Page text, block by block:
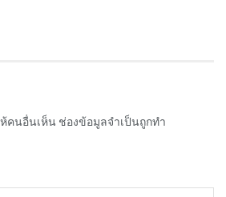
คนอื่นเห็น ช่องข้อมูลจำเป็นถูกทำ